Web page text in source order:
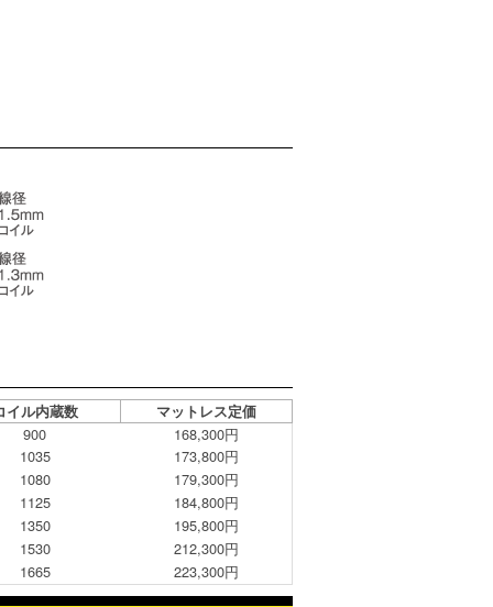
イル内蔵数 マットレス定価
900
168,300円
1035
173,800円
1080
179,300円
1125
184,800円
1350
195,800円
1530
212,300円
1665
223,300円